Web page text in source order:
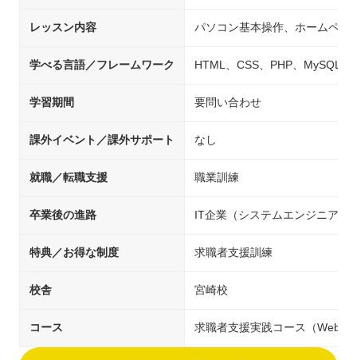
レッスン内容 パソコン基本操作、ホームペー
学べる言語／フレームワーク HTML、CSS、PHP、MySQL
学習期間 要問い合わせ
課外イベント／課外サポート なし
就職／転職支援 職業訓練
卒業後の進路 IT企業（システムエンジニア／
特典／お得な制度 求職者支援訓練
校舎 宮崎校
コース 求職者支援実践コース（Webサ